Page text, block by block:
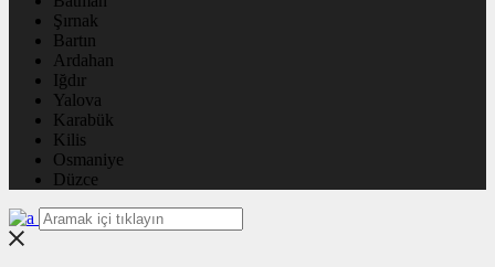
Şırnak
Bartın
Ardahan
Iğdır
Yalova
Karabük
Kilis
Osmaniye
Düzce